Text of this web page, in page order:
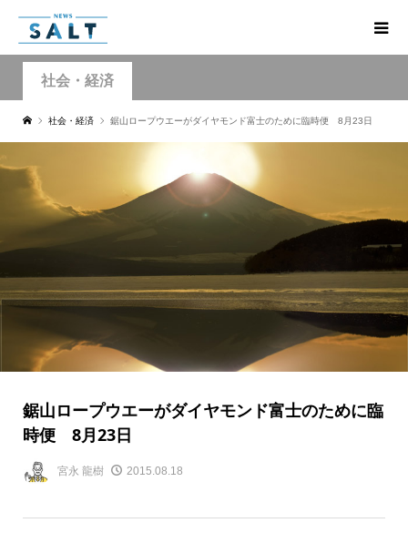
社会・経済
社会・経済 鋸山ロープウエーがダイヤモンド富士のために臨時便 8月23日
鋸山ロープウエーがダイヤモンド富士のために臨
時便 8月23日
宮永 龍樹 2015.08.18